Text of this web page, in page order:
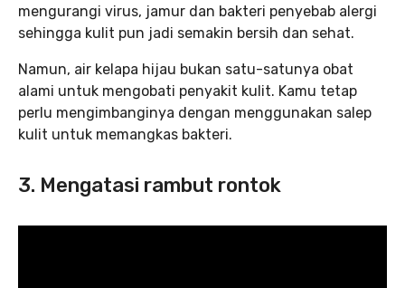
mengurangi virus, jamur dan bakteri penyebab alergi
sehingga kulit pun jadi semakin bersih dan sehat.
Namun, air kelapa hijau bukan satu-satunya obat
alami untuk mengobati penyakit kulit. Kamu tetap
perlu mengimbanginya dengan menggunakan salep
kulit untuk memangkas bakteri.
3. Mengatasi rambut rontok